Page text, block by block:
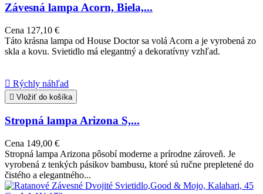
Závesná lampa Acorn, Biela,...
Cena 127,10 €
Táto krásna lampa od House Doctor sa volá Acorn a je vyrobená zo
skla a kovu. Svietidlo má elegantný a dekoratívny vzhľad.
 Rýchly náhľad
 Vložiť do košíka
Stropná lampa Arizona S,...
Cena 149,00 €
Stropná lampa Arizona pôsobí moderne a prírodne zároveň. Je
vyrobená z tenkých pásikov bambusu, ktoré sú ručne prepletené do
čistého a elegantného...